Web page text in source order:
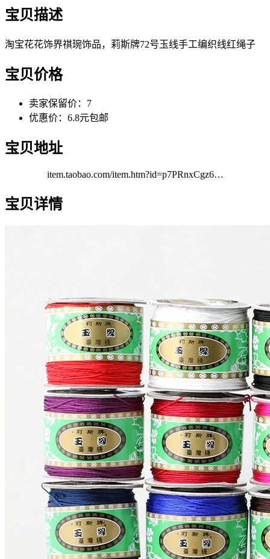
宝贝描述
淘宝花花饰界祺琬饰品，莉斯牌72号玉线手工编织线红绳子
宝贝价格
卖家保留价：7
优惠价：6.8元包邮
宝贝地址
item.taobao.com/item.htm?id=p7PRnxCgz6…
宝贝详情